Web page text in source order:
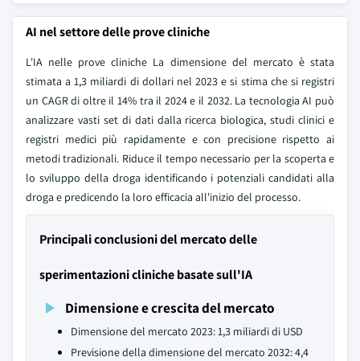
AI nel settore delle prove cliniche
L'IA nelle prove cliniche La dimensione del mercato è stata
stimata a 1,3 miliardi di dollari nel 2023 e si stima che si registri
un CAGR di oltre il 14% tra il 2024 e il 2032. La tecnologia AI può
analizzare vasti set di dati dalla ricerca biologica, studi clinici e
registri medici più rapidamente e con precisione rispetto ai
metodi tradizionali. Riduce il tempo necessario per la scoperta e
lo sviluppo della droga identificando i potenziali candidati alla
droga e predicendo la loro efficacia all'inizio del processo.
Principali conclusioni del mercato delle
sperimentazioni cliniche basate sull'IA
Dimensione e crescita del mercato
Dimensione del mercato 2023: 1,3 miliardi di USD
Previsione della dimensione del mercato 2032: 4,4